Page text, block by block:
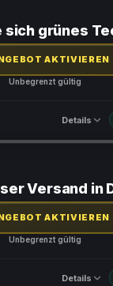
Produkte
sich grünes
AKTIVIEREN
Unbegrenzt gültig
Details
Produkte
Versand in
AKTIVIEREN
Unbegrenzt gültig
Details